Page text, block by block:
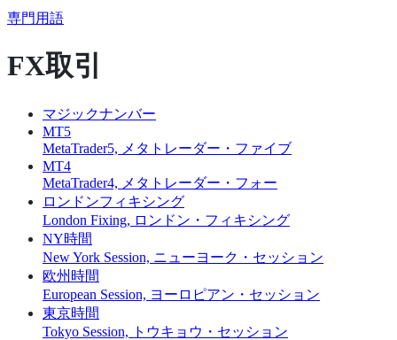
専門用語
FX取引
マジックナンバー
MT5
MetaTrader5, メタトレーダー・ファイブ
MT4
MetaTrader4, メタトレーダー・フォー
ロンドンフィキシング
London Fixing, ロンドン・フィキシング
NY時間
New York Session, ニューヨーク・セッション
欧州時間
European Session, ヨーロピアン・セッション
東京時間
Tokyo Session, トウキョウ・セッション